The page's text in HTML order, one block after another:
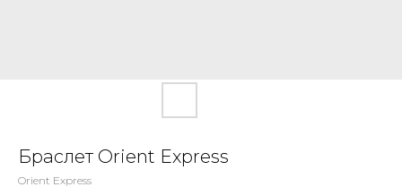
Браслет Orient Express
Orient Express